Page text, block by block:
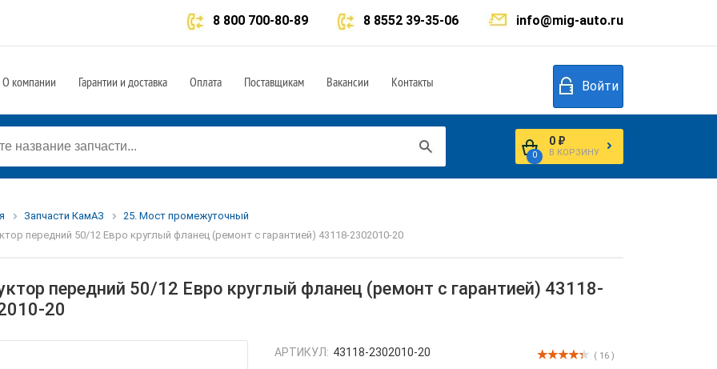
info@mig-auto.ru
8 8552 39-35-06
8 800 700-80-89
О компании Гарантии и доставка Оплата Поставщикам Вакансии Контакты Войти
0
0 ₽
В КОРЗИНУ
Запчасти КамАЗ
25. Мост промежуточный
передний 50/12 Евро круглый фланец (ремонт с гарантией) 43118-2302010-20
передний 50/12 Евро круглый фланец (ремонт с гарантией) 43118-
20
( 16 )
АРТИКУЛ: 43118-2302010-20